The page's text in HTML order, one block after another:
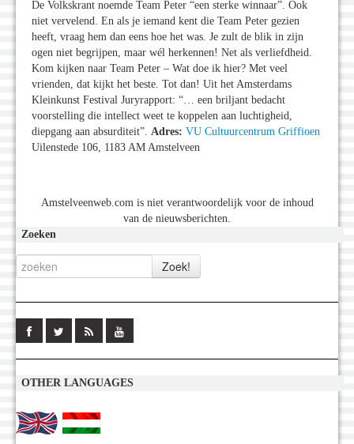
De Volkskrant noemde Team Peter “een sterke winnaar”. Ook
niet vervelend. En als je iemand kent die Team Peter gezien
heeft, vraag hem dan eens hoe het was. Je zult de blik in zijn
ogen niet begrijpen, maar wél herkennen! Net als verliefdheid.
Kom kijken naar Team Peter – Wat doe ik hier? Met veel
vrienden, dat kijkt het beste. Tot dan! Uit het Amsterdams
Kleinkunst Festival Juryrapport: “… een briljant bedacht
voorstelling die intellect weet te koppelen aan luchtigheid,
diepgang aan absurditeit”. Adres: VU Cultuurcentrum Griffioen
Uilenstede 106, 1183 AM Amstelveen
Amstelveenweb.com is niet verantwoordelijk voor de inhoud
van de nieuwsberichten.
Zoeken
OTHER LANGUAGES